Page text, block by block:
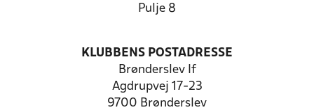
Pulje 8
KLUBBENS POSTADRESSE
Brønderslev If
Agdrupvej 17-23
9700 Brønderslev